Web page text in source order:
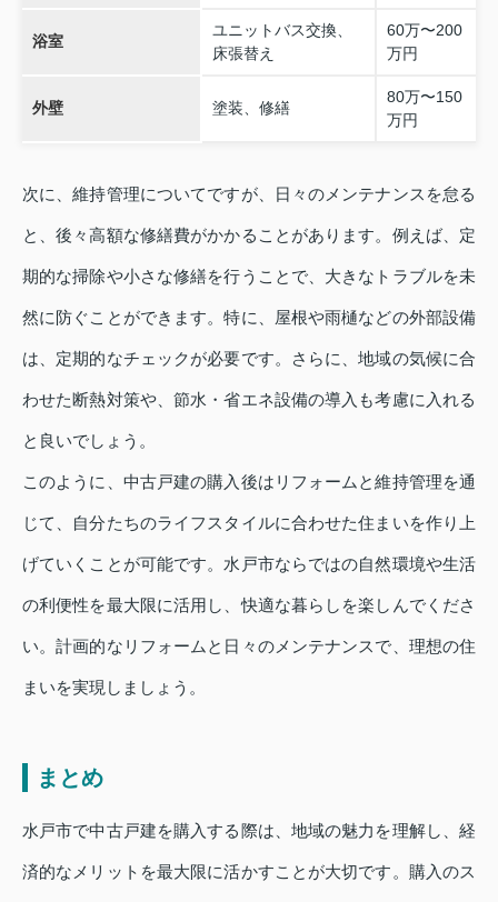
浴室
ユニットバス交換、
床張替え
60万〜200
万円
外壁 塗装、修繕
80万〜150
万円
次に、維持管理についてですが、日々のメンテナンスを怠る
と、後々高額な修繕費がかかることがあります。例えば、定
期的な掃除や小さな修繕を行うことで、大きなトラブルを未
然に防ぐことができます。特に、屋根や雨樋などの外部設備
は、定期的なチェックが必要です。さらに、地域の気候に合
わせた断熱対策や、節水・省エネ設備の導入も考慮に入れる
と良いでしょう。
このように、中古戸建の購入後はリフォームと維持管理を通
じて、自分たちのライフスタイルに合わせた住まいを作り上
げていくことが可能です。水戸市ならではの自然環境や生活
の利便性を最大限に活用し、快適な暮らしを楽しんでくださ
い。計画的なリフォームと日々のメンテナンスで、理想の住
まいを実現しましょう。
まとめ
水戸市で中古戸建を購入する際は、地域の魅力を理解し、経
済的なメリットを最大限に活かすことが大切です。購入のス